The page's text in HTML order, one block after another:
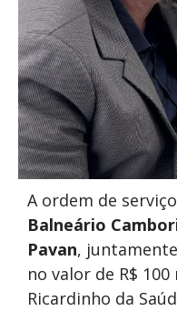
A ordem de
Balneário
Pavan,
no valor de R$
Ricardinho da